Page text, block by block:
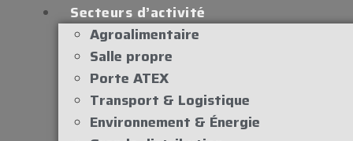
Secteurs d’activité
Agroalimentaire
Salle propre
Porte ATEX
Transport & Logistique
Environnement & Énergie